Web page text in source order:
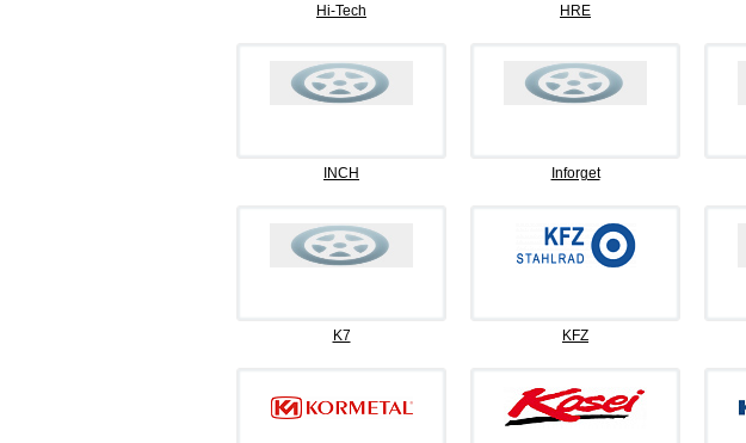
Hi-Tech HRE
INCH Inforget
K7 KFZ